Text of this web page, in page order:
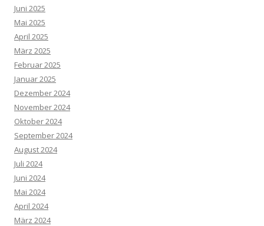
Juni 2025
Mai 2025
April 2025
März 2025
Februar 2025
Januar 2025
Dezember 2024
November 2024
Oktober 2024
September 2024
August 2024
Juli 2024
Juni 2024
Mai 2024
April 2024
März 2024